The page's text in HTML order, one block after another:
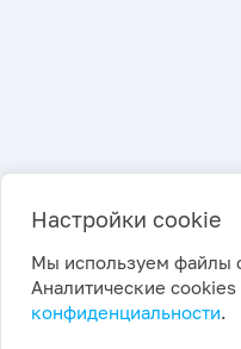
Настройки cookie
Мы используем файлы
Аналитические
конфиденциальности.